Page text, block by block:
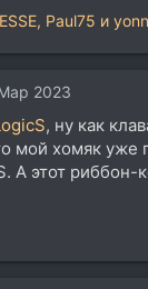
ESSE, Paul75 и
2023
, ну как
мой хомяк уже
А этот риббон-